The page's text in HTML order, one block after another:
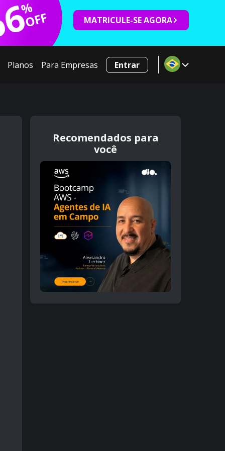
%
OFF MATRICULE-SE AGORA
Planos Para Empresas Entrar
Recomendados para
você